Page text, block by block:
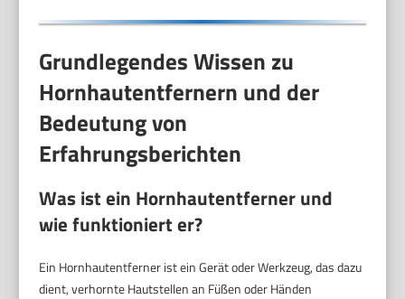
Grundlegendes Wissen zu
Hornhautentfernern und der
Bedeutung von
Erfahrungsberichten
Was ist ein Hornhautentferner und
wie funktioniert er?
Ein Hornhautentferner ist ein Gerät oder Werkzeug, das dazu
dient, verhornte Hautstellen an Füßen oder Händen